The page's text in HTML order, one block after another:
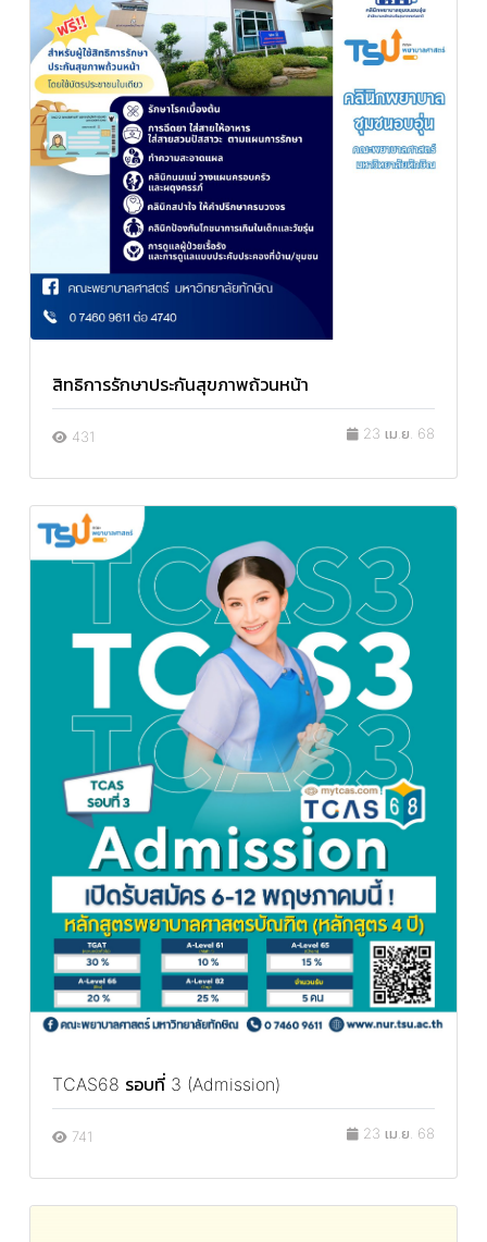
สิทธิการรักษาประกันสุขภาพถ้วนหน้า
431 23 เม.ย. 68
TCAS68 รอบที่ 3 (Admission)
741 23 เม.ย. 68